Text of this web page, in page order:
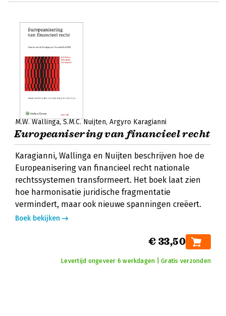
M.W. Wallinga S.M.C. Nuijten Argyro Karagianni
Europeanisering van financieel recht
Karagianni, Wallinga en Nuijten beschrijven hoe de
Europeanisering van financieel recht nationale
rechtssystemen transformeert. Het boek laat zien
hoe harmonisatie juridische fragmentatie
vermindert, maar ook nieuwe spanningen creëert.
Boek bekijken
€ 33,50
Levertijd ongeveer 6 werkdagen | Gratis verzonden